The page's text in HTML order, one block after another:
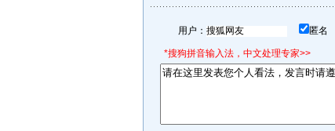
用户： 匿名
*搜狗拼音输入法，中文处理专家>>